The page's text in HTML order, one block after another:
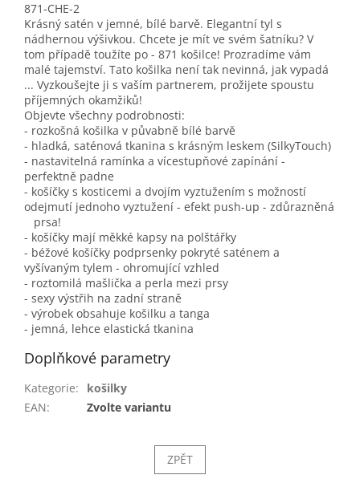
871-CHE-2
Krásný satén v jemné, bílé barvě. Elegantní tyl s
nádhernou výšivkou. Chcete je mít ve svém šatníku? V
tom případě toužíte po - 871 košilce! Prozradíme vám
malé tajemství. Tato košilka není tak nevinná, jak vypadá
... Vyzkoušejte ji s vaším partnerem, prožijete spoustu
příjemných okamžiků!
Objevte všechny podrobnosti:
- rozkošná košilka v půvabně bílé barvě
- hladká, saténová tkanina s krásným leskem (SilkyTouch)
- nastavitelná ramínka a vícestupňové zapínání -
perfektně padne
- košíčky s kosticemi a dvojím vyztužením s možností
odejmutí jednoho vyztužení - efekt push-up - zdůrazněná
prsa!
- košíčky mají měkké kapsy na polštářky
- béžové košíčky podprsenky pokryté saténem a
vyšívaným tylem - ohromující vzhled
- roztomilá mašlička a perla mezi prsy
- sexy výstřih na zadní straně
- výrobek obsahuje košilku a tanga
- jemná, lehce elastická tkanina
Doplňkové parametry
Kategorie:
košilky
EAN: Zvolte variantu
ZPĚT